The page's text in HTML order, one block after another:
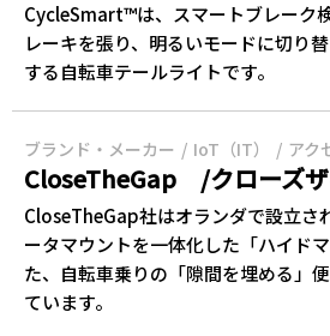
CycleSmart™は、スマートブレーク
レーキを張り、明るいモードに切り
する自転車テールライトです。
ブランド・メーカー IoT（IT） アク
CloseTheGap /クローズ
CloseTheGap社はオランダで設立さ
ータマウントを一体化した「ハイド
た、自転車乗りの「隙間を埋める」
ています。